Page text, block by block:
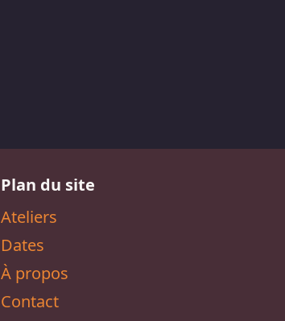
Plan du site
Ateliers
Dates
À propos
Contact